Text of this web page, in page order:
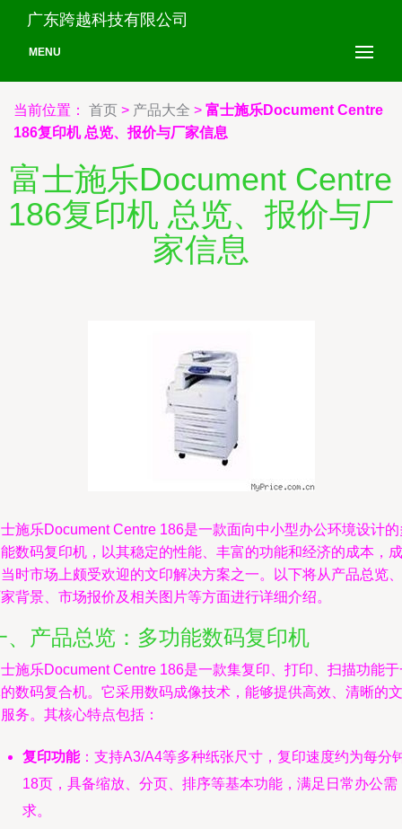
广东跨越科技有限公司
MENU
当前位置： 首页 > 产品大全 > 富士施乐Document Centre
186复印机 总览、报价与厂家信息
富士施乐Document Centre
186复印机 总览、报价与厂
家信息
施乐Document Centre 186是一款面向中小型办公环境设计的
数码复印机，以其稳定的性能、丰富的功能和经济的成本，成
时市场上颇受欢迎的文印解决方案之一。以下将从产品总览、
背景、市场报价及相关图片等方面进行详细介绍。
、产品总览：多功能数码复印机
施乐Document Centre 186是一款集复印、打印、扫描功能于
数码复合机。它采用数码成像技术，能够提供高效、清晰的文
务。其核心特点包括：
复印功能：支持A3/A4等多种纸张尺寸，复印速度约为每分
18页，具备缩放、分页、排序等基本功能，满足日常办公需
求。